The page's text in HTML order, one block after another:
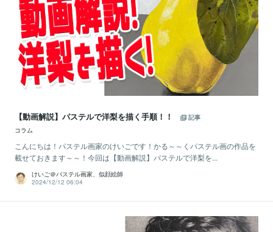
【動画解説】パステルで洋梨を描く手順！！
記事
コラム
こんにちは！パステル画家のけいごです！かる～～くパステル画の作品を
載せておきます～～！今回は【動画解説】パステルで洋梨を...
けいご＠パステル画家、似顔絵師
2024/12/12 06:04